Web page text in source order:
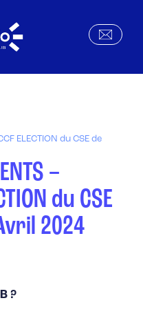
ELECTION du CSE de
–
du CSE
2024
?